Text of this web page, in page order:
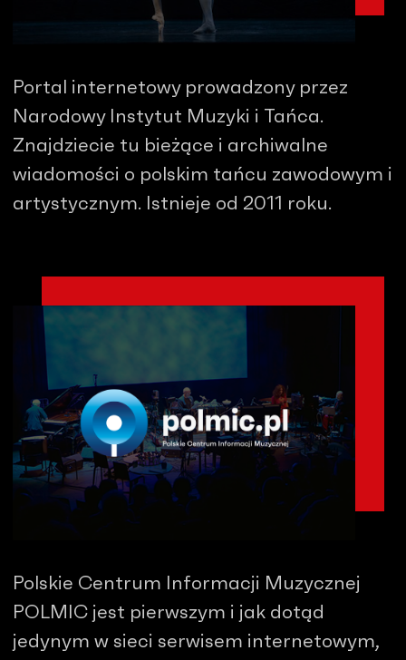
Portal internetowy prowadzony przez
Narodowy Instytut Muzyki i Tańca.
Znajdziecie tu bieżące i archiwalne
wiadomości o polskim tańcu zawodowym i
artystycznym. Istnieje od 2011 roku.
Polskie Centrum Informacji Muzycznej
POLMIC jest pierwszym i jak dotąd
jedynym w sieci serwisem internetowym,